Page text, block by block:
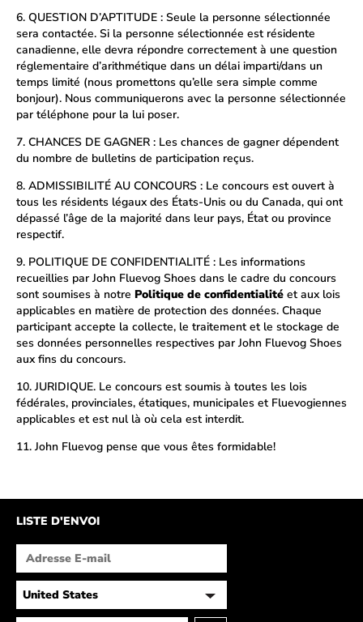
6. QUESTION D’APTITUDE : Seule la personne sélectionnée
sera contactée. Si la personne sélectionnée est résidente
canadienne, elle devra répondre correctement à une question
réglementaire d’arithmétique dans un délai imparti/dans un
temps limité (nous promettons qu’elle sera simple comme
bonjour). Nous communiquerons avec la personne sélectionnée
par téléphone pour la lui poser.
7. CHANCES DE GAGNER : Les chances de gagner dépendent
du nombre de bulletins de participation reçus.
8. ADMISSIBILITÉ AU CONCOURS : Le concours est ouvert à
tous les résidents légaux des États-Unis ou du Canada, qui ont
dépassé l’âge de la majorité dans leur pays, État ou province
respectif.
9. POLITIQUE DE CONFIDENTIALITÉ : Les informations
recueillies par John Fluevog Shoes dans le cadre du concours
sont soumises à notre Politique de confidentialité et aux lois
applicables en matière de protection des données. Chaque
participant accepte la collecte, le traitement et le stockage de
ses données personnelles respectives par John Fluevog Shoes
aux fins du concours.
10. JURIDIQUE. Le concours est soumis à toutes les lois
fédérales, provinciales, étatiques, municipales et Fluevogiennes
applicables et est nul là où cela est interdit.
11. John Fluevog pense que vous êtes formidable!
LISTE D'ENVOI